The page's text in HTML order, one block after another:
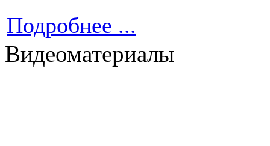
Подробнее ...
Видеоматериалы